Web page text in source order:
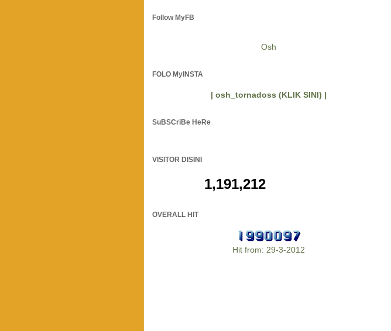
Follow MyFB
Osh
FOLO MyINSTA
| osh_tornadoss (KLIK SINI) |
SuBSCriBe HeRe
VISITOR DISINI
1,191,212
OVERALL HIT
Hit from: 29-3-2012